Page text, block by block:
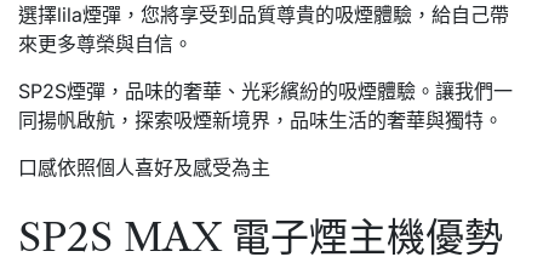
選擇lila煙彈，您將享受到品質尊貴的吸煙體驗，給自己帶
來更多尊榮與自信。
SP2S煙彈，品味的奢華、光彩繽紛的吸煙體驗。讓我們一
同揚帆啟航，探索吸煙新境界，品味生活的奢華與獨特。
口感依照個人喜好及感受為主
SP2S MAX 電子煙主機優勢